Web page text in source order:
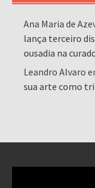
Ana Maria de
lança terceiro
ousadia na
Leandro Alvaro
sua arte como